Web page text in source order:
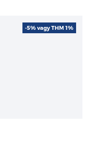
-5% vagy THM 1%